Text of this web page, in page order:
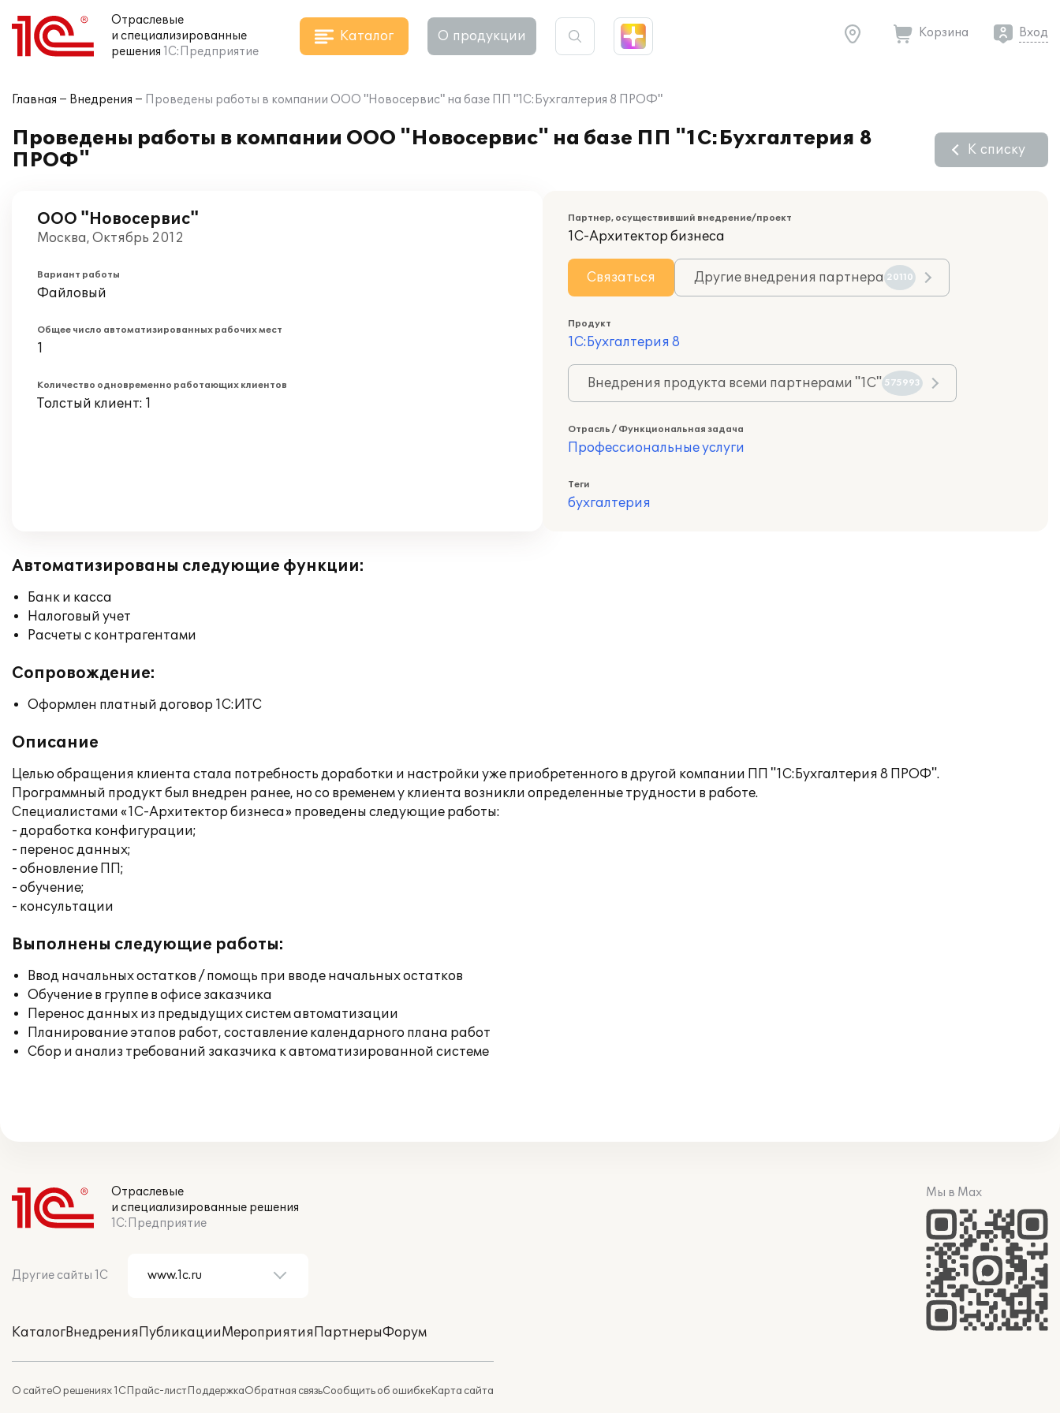
Отраслевые
и специализированные
решения 1С:Предприятие
Каталог О продукции Корзина Вход
Главная Внедрения Проведены работы в компании ООО "Новосервис" на базе ПП "1С:Бухгалтерия 8 ПРОФ"
Проведены работы в компании ООО "Новосервис" на базе ПП "1С:Бухгалтерия 8
ПРОФ"
К списку
ООО "Новосервис"
Москва, Октябрь 2012
Вариант работы
Файловый
Общее число автоматизированных рабочих мест
1
Количество одновременно работающих клиентов
Толстый клиент: 1
Партнер, осуществивший внедрение/проект
1С-Архитектор бизнеса
Связаться Другие внедрения партнера 20110
Продукт
1С:Бухгалтерия 8
Внедрения продукта всеми партнерами "1С" 575993
Отрасль / Функциональная задача
Профессиональные услуги
Теги
бухгалтерия
Автоматизированы следующие функции:
Банк и касса
Налоговый учет
Расчеты с контрагентами
Сопровождение:
Оформлен платный договор 1С:ИТС
Описание
Целью обращения клиента стала потребность доработки и настройки уже приобретенного в другой компании ПП "1C:Бухгалтерия 8 ПРОФ".
Программный продукт был внедрен ранее, но со временем у клиента возникли определенные трудности в работе.
Специалистами «1С-Архитектор бизнеса» проведены следующие работы:
- доработка конфигурации;
- перенос данных;
- обновление ПП;
- обучение;
- консультации
Выполнены следующие работы:
Ввод начальных остатков / помощь при вводе начальных остатков
Обучение в группе в офисе заказчика
Перенос данных из предыдущих систем автоматизации
Планирование этапов работ, составление календарного плана работ
Сбор и анализ требований заказчика к автоматизированной системе
Отраслевые
и специализированные решения
1С:Предприятие
Другие сайты 1С
КаталогВнедренияПубликацииМероприятияПартнерыФорум
О сайтеО решениях 1СПрайс-листПоддержкаОбратная связьСообщить об ошибкеКарта сайта
Мы в Max